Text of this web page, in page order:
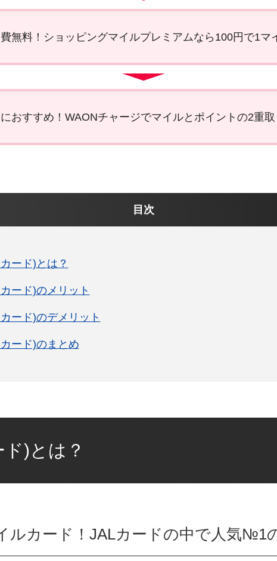
無料！ショッピングマイルプレミアムなら100円で1マ
おすすめ！WAONチャージでマイルとポイントの2重
目次
ード)とは？
ード)のメリット
ード)のデメリット
ード)のまとめ
ド)とは？
ルカード！JALカードの中で人気№1